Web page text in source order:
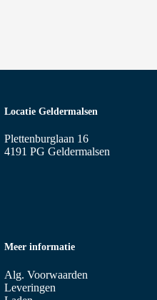
Meer informatie
Alg. Voorwaarden
Leveringen
Locatie Geldermalsen
Plettenburglaan 16
4191 PG Geldermalsen